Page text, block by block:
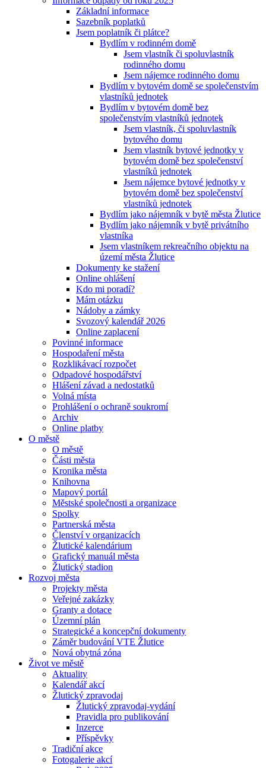
Základní informace
Sazebník poplatků
Jsem poplatník či plátce?
Bydlím v rodinném domě
Jsem vlastník či spoluvlastník
rodinného domu
Jsem nájemce rodinného domu
Bydlím v bytovém domě se společenstvím
vlastníků jednotek
Bydlím v bytovém domě bez
společenstvím vlastníků jednotek
Jsem vlastník, či spoluvlastník
bytového domu
Jsem vlastník bytové jednotky v
bytovém domě bez společenství
vlastníků jednotek
Jsem nájemce bytové jednotky v
bytovém domě bez společenství
vlastníků jednotek
Bydlím jako nájemník v bytě města Žlutice
Bydlím jako nájemník v bytě privátního
vlastníka
Jsem vlastníkem rekreačního objektu na
území města Žlutice
Dokumenty ke stažení
Online ohlášení
Kdo mi poradí?
Mám otázku
Nádoby a zámky
Svozový kalendář 2026
Online zaplacení
Povinné informace
Hospodaření města
Rozklikávací rozpočet
Odpadové hospodářství
Hlášení závad a nedostatků
Volná místa
Prohlášení o ochraně soukromí
Archiv
Online platby
O městě
O městě
Části města
Kronika města
Knihovna
Mapový portál
Městské společnosti a organizace
Spolky
Partnerská města
Členství v organizacích
Žlutické kalendárium
Grafický manuál města
Žlutický stadion
Rozvoj města
Projekty města
Veřejné zakázky
Granty a dotace
Územní plán
Strategické a koncepční dokumenty
Záměr budování VTE Žlutice
Nová obytná zóna
Život ve městě
Aktuality
Kalendář akcí
Žlutický zpravodaj
Žlutický zpravodaj-vydání
Pravidla pro publikování
Inzerce
Příspěvky
Tradiční akce
Fotogalerie akcí